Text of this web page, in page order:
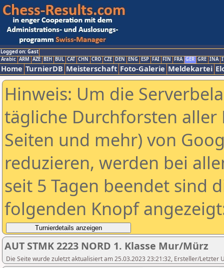
Logged on: Gast
Arabic ARM AZE BIH BUL CAT CHN CRO CZE DEN ENG ESP FAI FIN FRA GER GRE INA
Home TurnierDB Meisterschaft Foto-Galerie Meldekartei
Hinweis: Um die
tägliche Durchforsten aller
Seiten und mehr) von
reduzieren, werden bei
seit 5 Tagen beendet sind
folgenden Knopf
AUT STMK 2223 NORD 1. Klasse Mur/Mürz
Die Seite wurde zuletzt aktualisiert am 25.03.2023 23:21:32, Ersteller/Letzter